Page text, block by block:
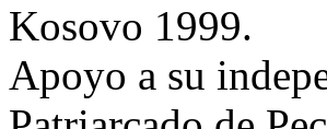
Kosovo 1999.
Apoyo a su